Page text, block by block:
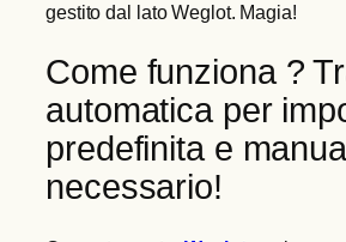
gestito dal lato Weglot. Magia!
Come funziona ?
automatica per
predefinita e
necessario!